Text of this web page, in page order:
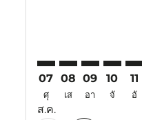
07
ศุ
ส.ค.
08
เส
09
อา
10
จั
11
อั